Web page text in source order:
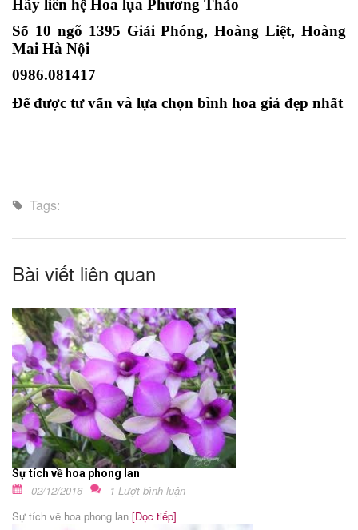
Hãy liên hệ Hoa lụa Phương Thảo
Số 10 ngõ 1395 Giải Phóng, Hoàng Liệt, Hoàng
Mai Hà Nội
0986.081417
Để được tư vấn và lựa chọn bình hoa giả đẹp nhất
Tags:
Bài viết liên quan
Sự tích về hoa phong lan
02/12/2016
1 Lượt bình luận
Sự tích về hoa phong lan [Đọc tiếp]